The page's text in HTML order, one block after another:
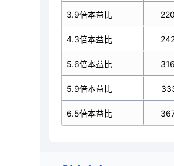
3.9倍本益比
4.3倍本益比
5.6倍本益比
5.9倍本益比
6.5倍本益比
220.23
242.82
316.23
333.17
367.06